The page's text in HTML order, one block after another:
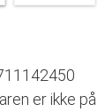
er ikke på